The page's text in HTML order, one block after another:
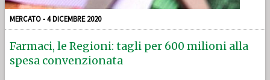
MERCATO - 4 DICEMBRE 2020
Farmaci, le Regioni: tagli per 600 milioni alla
spesa convenzionata